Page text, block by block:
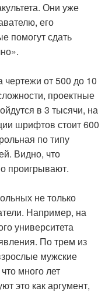
Они уже
его
помогут сдать
чертежи от 500 до 10
проектные
в 3 тысячи, на
шрифтов стоит 600
по типу
Видно, что
проигрывают.
не только
Например, на
университета
По трем из
мужские
много лет
это как аргумент,